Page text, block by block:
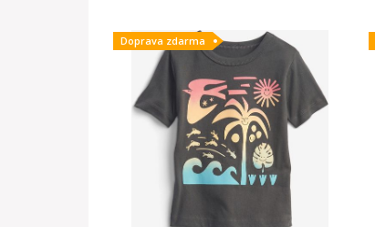
Detail produktu
Doprava zdarma